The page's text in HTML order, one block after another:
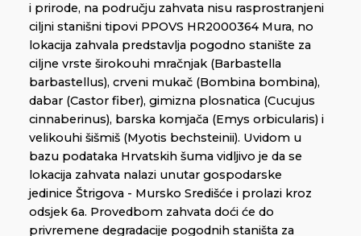
i prirode, na području zahvata nisu rasprostranjeni
ciljni stanišni tipovi PPOVS HR2000364 Mura, no
lokacija zahvala predstavlja pogodno stanište za
ciljne vrste širokouhi mračnjak (Barbastella
barbastellus), crveni mukač (Bombina bombina),
dabar (Castor fiber), gimizna plosnatica (Cucujus
cinnaberinus), barska komjača (Emys orbicularis) i
velikouhi šišmiš (Myotis bechsteinii). Uvidom u
bazu podataka Hrvatskih šuma vidljivo je da se
lokacija zahvata nalazi unutar gospodarske
jedinice Štrigova - Mursko Središće i prolazi kroz
odsjek 6a. Provedbom zahvata doći će do
privremene degradacije pogodnih staništa za